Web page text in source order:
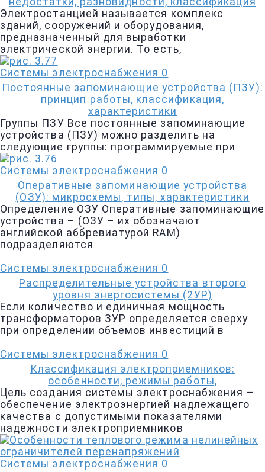
Электростанцией называется комплекс
зданий, сооружений и оборудования,
предназначенный для выработки
электрической энергии. То есть,
Системы электроснабжения 0
Постоянные запоминающие устройства (ПЗУ):
принцип работы, классификация,
характеристики
Группы ПЗУ Все постоянные запоминающие
устройства (ПЗУ) можно разделить на
следующие группы: программируемые при
Системы электроснабжения 0
Оперативные запоминающие устройства
(ОЗУ): микросхемы, типы, характеристики
Определение ОЗУ Оперативные запоминающие
устройства – (ОЗУ – их обозначают
английской аббревиатурой RAM)
подразделяются
Системы электроснабжения 0
Распределительные устройства второго
уровня энергосистемы (2УР)
Если количество и единичная мощность
трансформаторов ЗУР определяется сверху
при определении объемов инвестиций в
Системы электроснабжения 0
Классификация электроприемников:
особенности, режимы работы,
Цель создания системы электроснабжения —
обеспечение электроэнергией надлежащего
качества с допустимыми показателями
надежности электроприемников
Системы электроснабжения 0